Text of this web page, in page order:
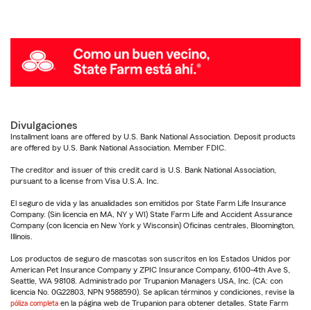
Divulgaciones
Installment loans are offered by U.S. Bank National Association. Deposit products
are offered by U.S. Bank National Association. Member FDIC.
The creditor and issuer of this credit card is U.S. Bank National Association,
pursuant to a license from Visa U.S.A. Inc.
El seguro de vida y las anualidades son emitidos por State Farm Life Insurance
Company. (Sin licencia en MA, NY y WI) State Farm Life and Accident Assurance
Company (con licencia en New York y Wisconsin) Oficinas centrales, Bloomington,
Illinois.
Los productos de seguro de mascotas son suscritos en los Estados Unidos por
American Pet Insurance Company y ZPIC Insurance Company, 6100-4th Ave S,
Seattle, WA 98108. Administrado por Trupanion Managers USA, Inc. (CA: con
licencia No. 0G22803, NPN 9588590). Se aplican términos y condiciones, revise la
póliza completa en la página web de Trupanion para obtener detalles. State Farm